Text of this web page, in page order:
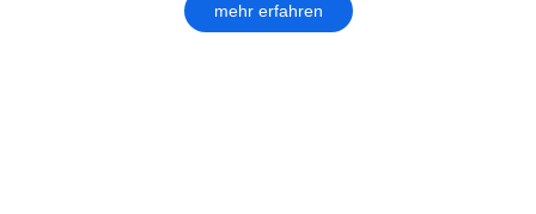
mehr erfahren